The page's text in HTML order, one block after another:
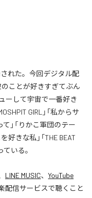
された。今回デジタル配
のことが好きすぎてぶん
ューして宇宙で一番好き
GIRL」「私からサ
て」「りかこ軍団のテー
好きな私」「THE BEAT
いる。
LINE MUSIC、 YouTube
配信サービスで聴くこと